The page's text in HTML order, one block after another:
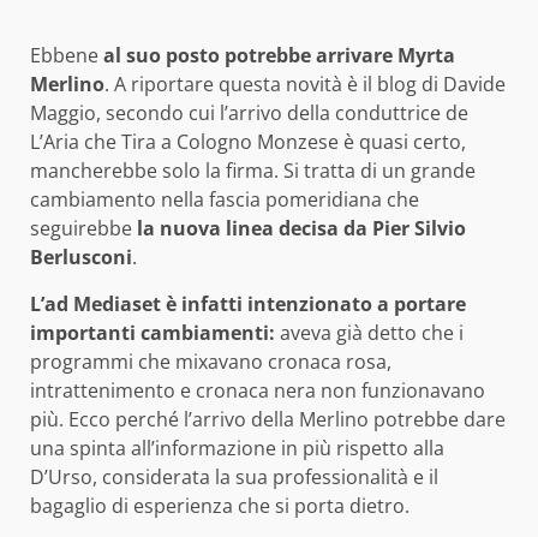
Ebbeneal suo posto potrebbe arrivare Myrta
Merlino. A riportare questa novità è il blog di Davide
Maggio, secondo cui l’arrivo della conduttrice de
L’Aria che Tira a Cologno Monzese è quasi certo,
mancherebbe solo la firma. Si tratta di un grande
cambiamento nella fascia pomeridiana che
seguirebbe la nuova linea decisa da Pier Silvio
Berlusconi.
L’ad Mediaset è infatti intenzionato a portare
importanti cambiamenti: aveva già detto che i
programmi che mixavano cronaca rosa,
intrattenimento e cronaca nera non funzionavano
più. Ecco perché l’arrivo della Merlino potrebbe dare
una spinta all’informazione in più rispetto alla
D’Urso, considerata la sua professionalità e il
bagaglio di esperienza che si porta dietro.